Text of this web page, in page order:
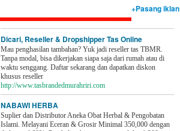
+Pasang iklan
Dicari, Reseller & Dropshipper Tas Online
Mau penghasilan tambahan? Yuk jadi reseller tas TBMR.
Tanpa modal, bisa dikerjakan siapa saja dari rumah atau di
waktu senggang. Daftar sekarang dan dapatkan diskon
khusus reseller
http://www.tasbrandedmurahriri.com
NABAWI HERBA
Suplier dan Distributor Aneka Obat Herbal & Pengobatan
Islami. Melayani Eceran & Grosir Minimal 350,000 dengan